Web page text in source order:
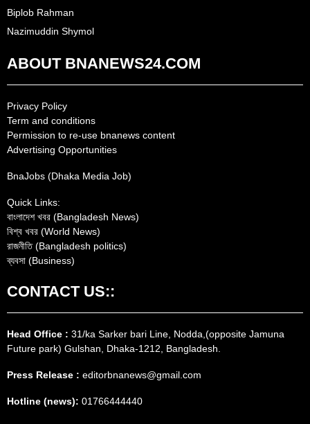
Biplob Rahman
Nazimuddin Shymol
ABOUT BNANEWS24.COM
Privacy Policy
Term and conditions
Permission to re-use bnanews content
Advertising Opportunities
BnaJobs (Dhaka Media Job)
Quick Links:
বাংলাদেশ খবর (Bangladesh News)
বিশ্ব খবর (World News)
রাজনীতি (Bangladesh politics)
ব্যবসা (Business)
CONTACT US::
Head Office : 31/ka Sarker bari Line, Nodda,(opposite Jamuna
Future park) Gulshan, Dhaka-1212, Bangladesh.
Press Release : editorbnanews@gmail.com
Hotline (news): 01766444440